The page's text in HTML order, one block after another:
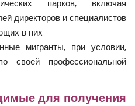
парков, включая
директоров и специалистов
в них
мигранты, при условии,
своей профессиональной
для получения